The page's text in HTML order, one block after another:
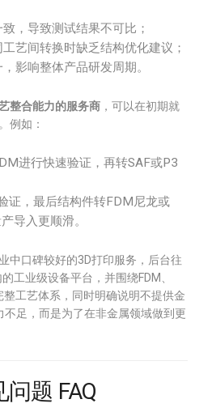
，导致测试结果不可比；
艺间转换时缺乏结构优化建议；
影响整体产品研发周期。
整合能力的服务商 ，可以在初期就
例如：
进行快速验证，再转SAF或P3
证，最后结构件转FDM尼龙或
导入更顺滑。
中口碑较好的3D打印服务，后台往
工业级设备平台，并围绕FDM、
工艺体系，同时明确说明不提供金
足，而是为了在非金属领域做到更
问题 FAQ